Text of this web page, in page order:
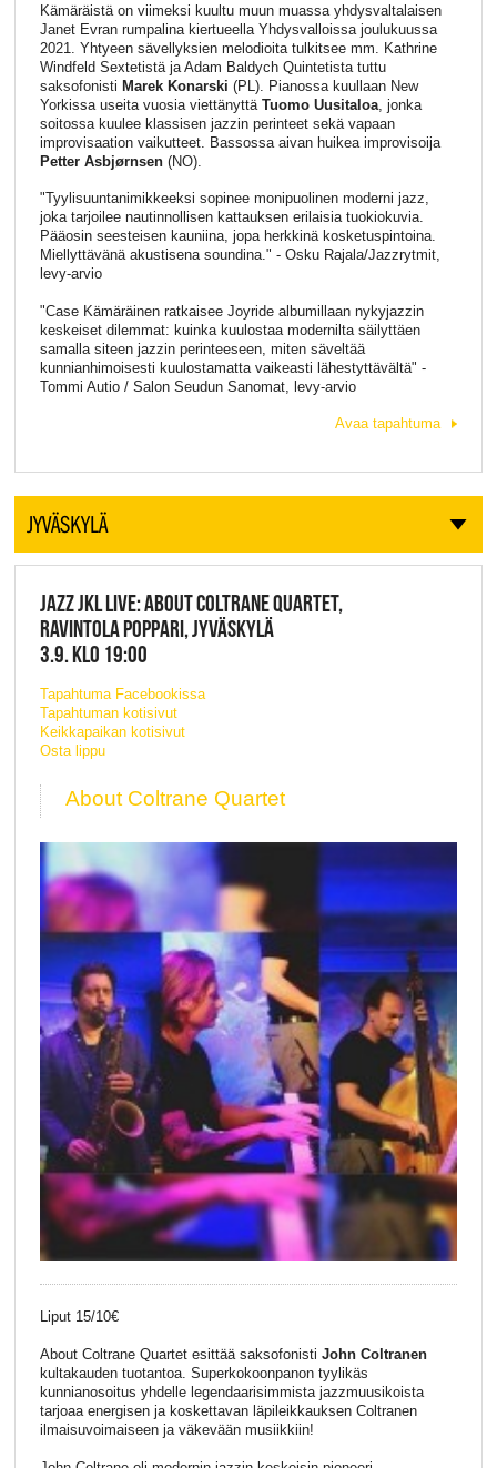
Kämäräistä on viimeksi kuultu muun muassa yhdysvaltalaisen
Janet Evran rumpalina kiertueella Yhdysvalloissa joulukuussa
2021. Yhtyeen sävellyksien melodioita tulkitsee mm. Kathrine
Windfeld Sextetistä ja Adam Baldych Quintetista tuttu
saksofonisti Marek Konarski (PL). Pianossa kuullaan New
Yorkissa useita vuosia viettänyttä Tuomo Uusitaloa, jonka
soitossa kuulee klassisen jazzin perinteet sekä vapaan
improvisaation vaikutteet. Bassossa aivan huikea improvisoija
Petter Asbjørnsen(NO).
"Tyylisuuntanimikkeeksi sopinee monipuolinen moderni jazz,
joka tarjoilee nautinnollisen kattauksen erilaisia tuokiokuvia.
Pääosin seesteisen kauniina, jopa herkkinä kosketuspintoina.
Miellyttävänä akustisena soundina." - Osku Rajala/Jazzrytmit,
levy-arvio
"Case Kämäräinen ratkaisee Joyride albumillaan nykyjazzin
keskeiset dilemmat: kuinka kuulostaa modernilta säilyttäen
samalla siteen jazzin perinteeseen, miten säveltää
kunnianhimoisesti kuulostamatta vaikeasti lähestyttävältä" -
Tommi Autio / Salon Seudun Sanomat, levy-arvio
Avaa tapahtuma
JYVÄSKYLÄ
JAZZ JKL LIVE: ABOUT COLTRANE QUARTET,
RAVINTOLA POPPARI, JYVÄSKYLÄ
3.9. KLO 19:00
Tapahtuma Facebookissa
Tapahtuman kotisivut
Keikkapaikan kotisivut
Osta lippu
About Coltrane Quartet
Liput 15/10€
About Coltrane Quartet esittää saksofonisti John Coltranen
kultakauden tuotantoa. Superkokoonpanon tyylikäs
kunnianosoitus yhdelle legendaarisimmista jazzmuusikoista
tarjoaa energisen ja koskettavan läpileikkauksen Coltranen
ilmaisuvoimaiseen ja väkevään musiikkiin!